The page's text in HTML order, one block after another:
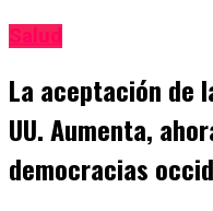
Salud
La aceptación de
UU. Aumenta,
democracias